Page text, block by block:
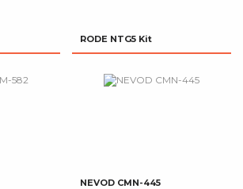
RODE NTG5 Kit
NEVOD CMN-445